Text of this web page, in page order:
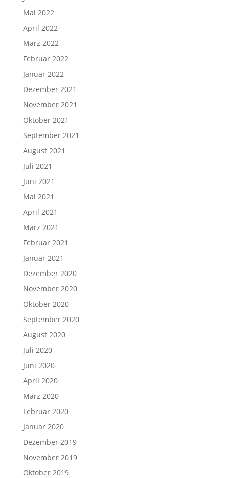
Mai 2022
April 2022
März 2022
Februar 2022
Januar 2022
Dezember 2021
November 2021
Oktober 2021
September 2021
August 2021
Juli 2021
Juni 2021
Mai 2021
April 2021
März 2021
Februar 2021
Januar 2021
Dezember 2020
November 2020
Oktober 2020
September 2020
August 2020
Juli 2020
Juni 2020
April 2020
März 2020
Februar 2020
Januar 2020
Dezember 2019
November 2019
Oktober 2019